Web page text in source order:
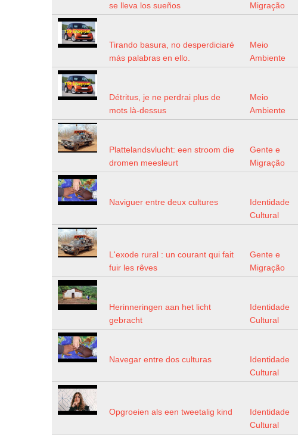
se lleva los sueños
Migração
Tirando basura, no desperdiciaré
más palabras en ello.
Meio
Ambiente
Détritus, je ne perdrai plus de
mots là-dessus
Meio
Ambiente
Plattelandsvlucht: een stroom die
dromen meesleurt
Gente e
Migração
Naviguer entre deux cultures
Identidade
Cultural
L'exode rural : un courant qui fait
fuir les rêves
Gente e
Migração
Herinneringen aan het licht
gebracht
Identidade
Cultural
Navegar entre dos culturas
Identidade
Cultural
Opgroeien als een tweetalig kind
Identidade
Cultural